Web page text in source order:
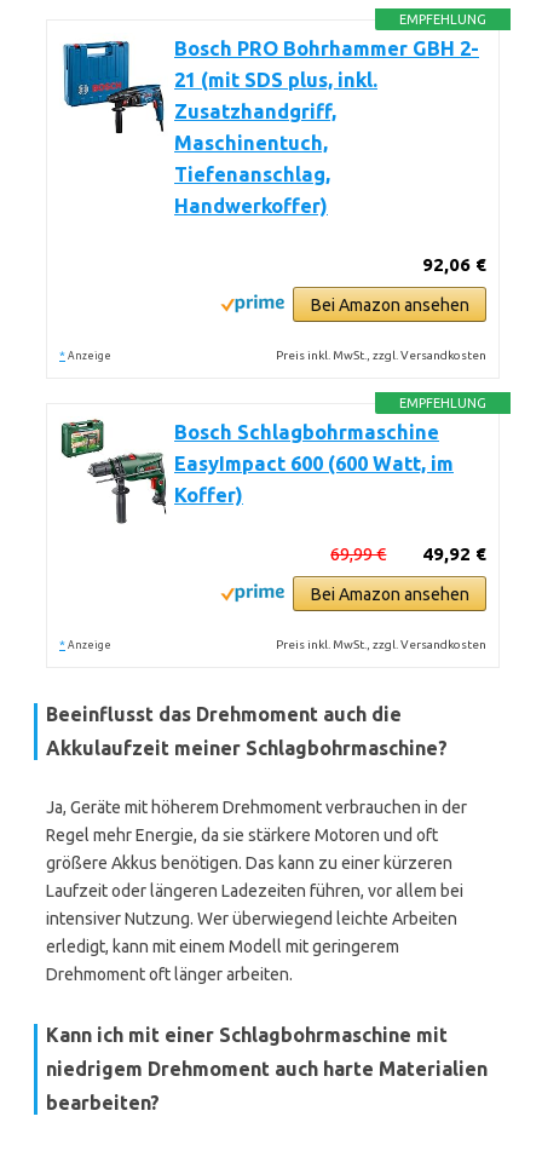
EMPFEHLUNG
Bosch PRO Bohrhammer GBH 2-
21 (mit SDS plus, inkl.
Zusatzhandgriff,
Maschinentuch,
Tiefenanschlag,
Handwerkoffer)
92,06 €
Bei Amazon ansehen
* Anzeige Preis inkl. MwSt., zzgl. Versandkosten
EMPFEHLUNG
Bosch Schlagbohrmaschine
EasyImpact 600 (600 Watt, im
Koffer)
49,92 €
69,99 €
Bei Amazon ansehen
* Anzeige Preis inkl. MwSt., zzgl. Versandkosten
Beeinflusst das Drehmoment auch die
Akkulaufzeit meiner Schlagbohrmaschine?
Ja, Geräte mit höherem Drehmoment verbrauchen in der
Regel mehr Energie, da sie stärkere Motoren und oft
größere Akkus benötigen. Das kann zu einer kürzeren
Laufzeit oder längeren Ladezeiten führen, vor allem bei
intensiver Nutzung. Wer überwiegend leichte Arbeiten
erledigt, kann mit einem Modell mit geringerem
Drehmoment oft länger arbeiten.
Kann ich mit einer Schlagbohrmaschine mit
niedrigem Drehmoment auch harte Materialien
bearbeiten?